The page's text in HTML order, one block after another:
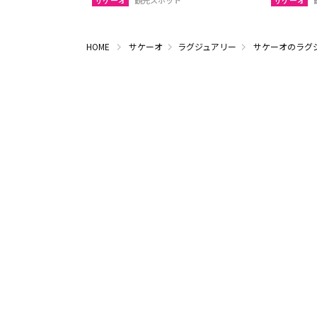
HOME サケーオ ラグジュアリー サケーオのラグ